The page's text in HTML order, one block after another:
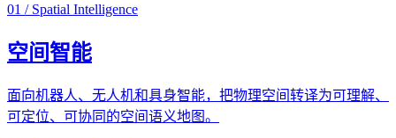
01 / Spatial Intelligence
空间智能
面向机器人、无人机和具身智能，把物理空间转译为可理解、
可定位、可协同的空间语义地图。